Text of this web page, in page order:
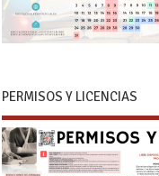
PERMISOS Y LICENCIAS